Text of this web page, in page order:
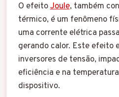
O efeitoJoule, também
térmico, é um fenômeno
uma corrente elétrica
gerando calor. Este efeito
inversores de tensão,
eficiência e na
dispositivo.